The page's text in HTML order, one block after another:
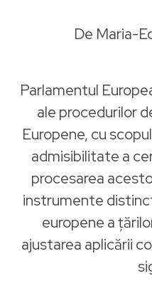
De Maria-
Parlamentul
ale procedurilor
Europene, cu
admisibilitate a
procesarea
instrumente
europene a
ajustarea aplicării